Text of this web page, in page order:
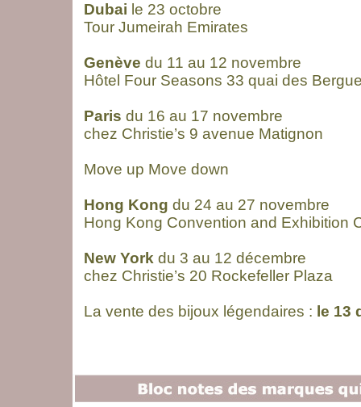
Dubai le 23 octobre
Tour Jumeirah Emirates
Genève du 11 au 12 novembre
Hôtel Four Seasons 33 quai des
Paris du 16 au 17 novembre
chez Christie’s 9 avenue Matignon
Move up Move down
Hong Kong du 24 au 27 novembre
Hong Kong Convention and Exhibition
New York du 3 au 12 décembre
chez Christie’s 20 Rockefeller Plaza
La vente des bijoux légendaires : le 13